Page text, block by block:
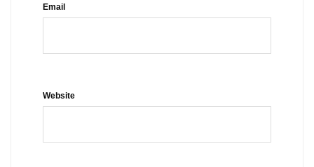
Email
Website